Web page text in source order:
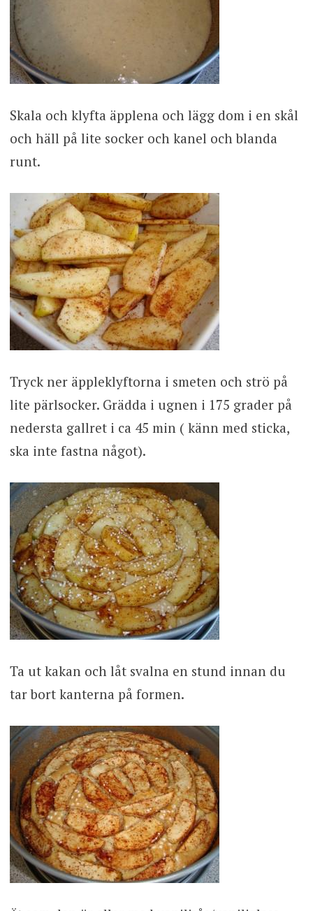
Skala och klyfta äpplena och lägg dom i en skål
och häll på lite socker och kanel och blanda
runt.
Tryck ner äppleklyftorna i smeten och strö på
lite pärlsocker. Grädda i ugnen i 175 grader på
nedersta gallret i ca 45 min ( känn med sticka,
ska inte fastna något).
Ta ut kakan och låt svalna en stund innan du
tar bort kanterna på formen.